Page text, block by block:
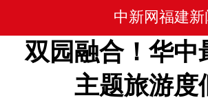
中新网福建新
双园融合！华中
主题旅游度